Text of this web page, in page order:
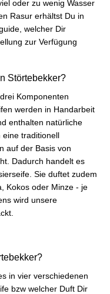
oder zu wenig Wasser
Rasur erhältst Du in
welcher Dir
zur Verfügung
Störtebekker?
Komponenten
werden in Handarbeit
enthalten natürliche
eine traditionell
auf der Basis von
Dadurch handelt es
Sie duftet zudem
Kokos oder Minze - je
wird unsere
in vier verschiedenen
bzw welcher Duft Dir